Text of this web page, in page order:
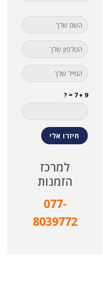
9 + 7 = ?
למרכז
הזמנות
077-
8039772